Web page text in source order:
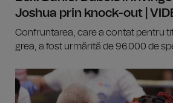
Joshua prin knock-out |
Confruntarea, care a contat pentru
grea, a fost urmărită de 96.000 de